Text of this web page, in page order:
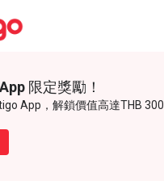
限定獎勵！
App，解鎖價值高達THB 300